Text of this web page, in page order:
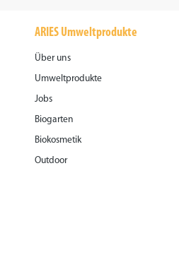
ARIES Umweltprodukte
Über uns
Umweltprodukte
Jobs
Biogarten
Biokosmetik
Outdoor